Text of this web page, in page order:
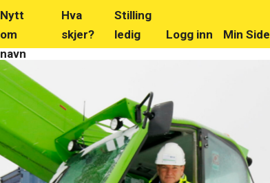
Nytt
om
navn
Hva
skjer?
Stilling
ledig
Logg inn Min Side